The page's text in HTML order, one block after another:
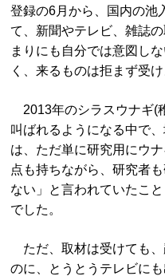
登録の6月から、国内の池
て、新聞やテレビ、雑誌
まりにも自分では意図し
く、来るものは拒まず受
2013年のシラスウナギ(
叫ばれるようになる中で
は、ただ単に研究用にウ
点も持ちながら、研究者
ない」と言われていたこ
でした。
ただ、取材は受けても、
のに、とうとうテレビに